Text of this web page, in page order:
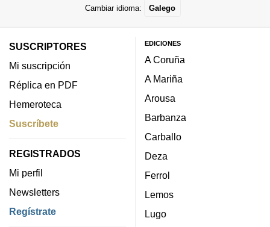
Cambiar idioma: Galego
SUSCRIPTORES
Mi suscripción
Réplica en PDF
Hemeroteca
Suscríbete
REGISTRADOS
Mi perfil
Newsletters
Regístrate
EDICIONES
A Coruña
A Mariña
Arousa
Barbanza
Carballo
Deza
Ferrol
Lemos
Lugo